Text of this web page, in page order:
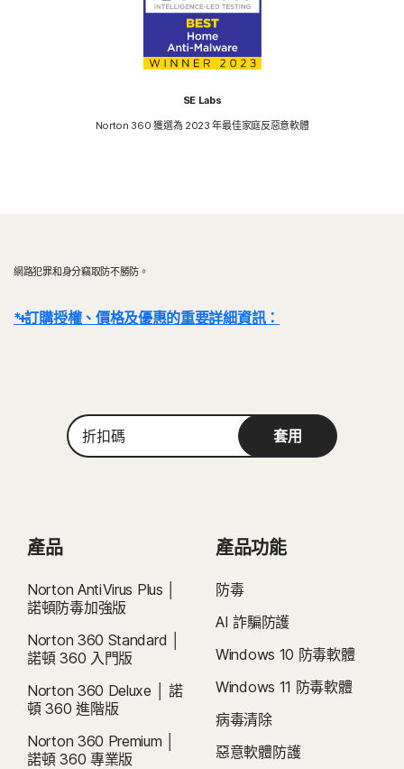
SE Labs
Norton 360 獲選為 2023 年最佳家庭反惡意軟體
網路犯罪和身分竊取防不勝防。
* 訂購授權、價格及優惠的重要詳細資訊：
若在計費前取消續購，則不會自動續購訂閱。續購付款按年計費 (最多
在續約前 35 天) 或按月計費，具體取決於您的計費週期。年度訂閱者將提前
取消和退款：
您可於初始購買的 14 天內取消任何每月訂閱合約，或於付款的
們的《取消和退款政策》。 如要取消合約或要求退款，請按下此處
適用相關條件限制。如要使用病毒清除服務，您必須持有包含防毒功能的自動續
購裝置安全訂閱。如需完整詳細資料，請參閱
雲端備份功能僅適用於 Windows (不包括在 S 模式的 Windows、在 ARM 處理
器上執行的 Windows)。
折
扣
碼
套用
產品
Norton AntiVirus Plus │
諾頓防毒加強版
Norton 360 Standard │
諾頓 360 入門版
Norton 360 Deluxe │ 諾
頓 360 進階版
Norton 360 Premium │
諾頓 360 專業版
產品功能
防毒
AI 詐騙防護
Windows 10 防毒軟體
Windows 11 防毒軟體
病毒清除
惡意軟體防護